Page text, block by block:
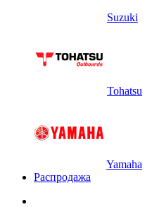
Suzuki
Tohatsu
Yamaha
Распродажа